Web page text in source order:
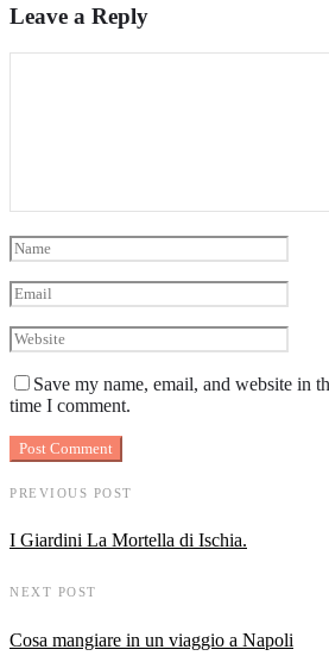
Leave a Reply
Save my name, email, and website in
time I comment.
PREVIOUS POST
I Giardini La Mortella di Ischia.
NEXT POST
Cosa mangiare in un viaggio a Napoli